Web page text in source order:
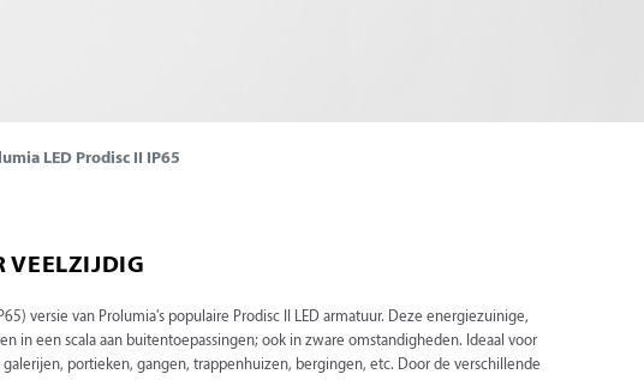
LED Prodisc II IP65
VEELZIJDIG
versie van Prolumia's populaire Prodisc II LED armatuur. Deze energiezuinige,
in een scala aan buitentoepassingen; ook in zware omstandigheden. Ideaal voor
portieken, gangen, trappenhuizen, bergingen, etc. Door de verschillende